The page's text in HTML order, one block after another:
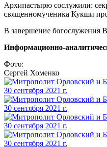
Архипастырю сослужили:
священномученика Кукши
В завершение богослужения
Информационно-
Фото:
Сергей Хоменко